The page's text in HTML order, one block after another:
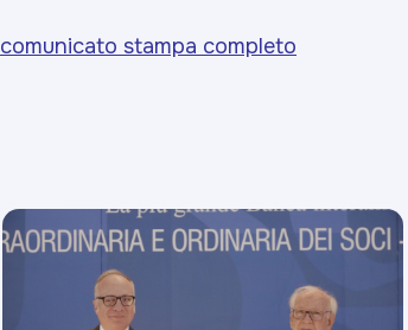
comunicato stampa completo